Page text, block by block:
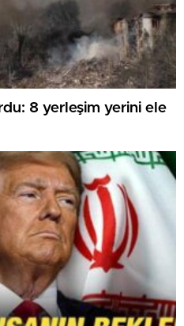
8 yerleşim yerini ele